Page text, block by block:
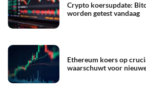
Crypto koersupdate:
worden getest vandaag
Ethereum koers op
waarschuwt voor